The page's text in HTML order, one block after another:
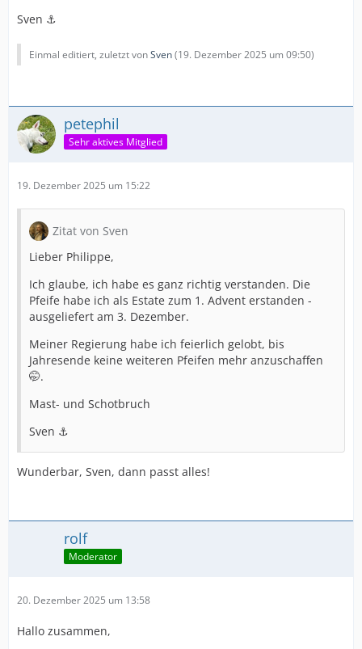
Sven ⚓️
Einmal editiert, zuletzt vonSven(19. Dezember 2025 um 09:50)
petephil
Sehr aktives Mitglied
19. Dezember 2025 um 15:22
Zitat von Sven
Lieber Philippe,
Ich glaube, ich habe es ganz richtig verstanden. Die
Pfeife habe ich als Estate zum 1. Advent erstanden -
ausgeliefert am 3. Dezember.
Meiner Regierung habe ich feierlich gelobt, bis
Jahresende keine weiteren Pfeifen mehr anzuschaffen
🤭.
Mast- und Schotbruch
Sven ⚓️
Wunderbar, Sven, dann passt alles!
rolf
Moderator
20. Dezember 2025 um 13:58
Hallo zusammen,